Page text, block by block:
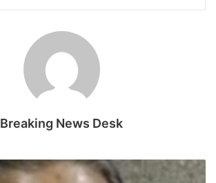
Breaking News Desk